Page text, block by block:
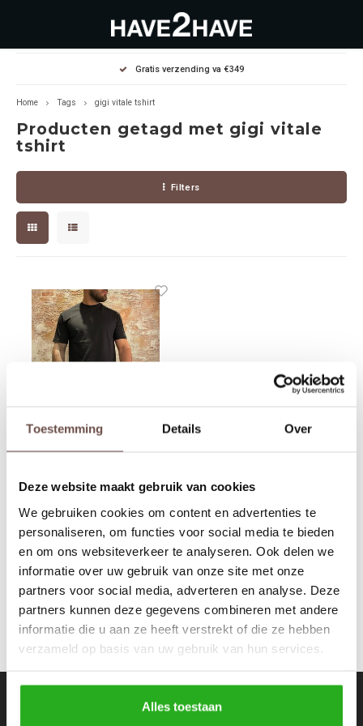
Toestemming Details Over
Deze website maakt gebruik van cookies
We gebruiken cookies om content en advertenties te
personaliseren, om functies voor social media te bieden
en om ons websiteverkeer te analyseren. Ook delen we
informatie over uw gebruik van onze site met onze
partners voor social media, adverteren en analyse. Deze
partners kunnen deze gegevens combineren met andere
informatie die u aan ze heeft verstrekt of die ze hebben
verzameld op basis van uw gebruik van hun services.
Alles toestaan
Hoofdmenu / dames
Jassen Diverse
Winterjassen
Jeans
T-shirts
Accessoires
Tops
Jumpsuites
Hoodies
Body's
Blouses
Tracksuits
Hoofdmenu / heren
Hoodies
Sweaters
Jeans
Joggers
Pullovers
Underwear
Jassen
Tracksuits
Bodywarmers
Coltrui
Trackpants
Hoofdmenu / outlet deals
Diverse
Heren
Dames
Gratis verzending va €349
Home Tags gigi vitale tshirt
Producten getagd met gigi vitale
tshirt
Filters
GiGi Vitale
Black
Nieuwsbrief